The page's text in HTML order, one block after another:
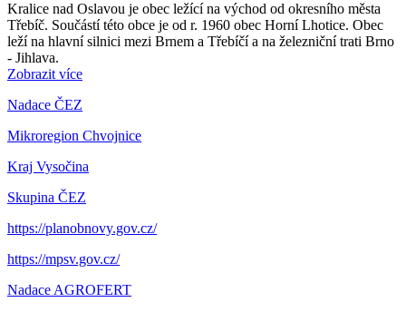
Kralice nad Oslavou je obec ležící na východ od okresního města
Třebíč. Součástí této obce je od r. 1960 obec Horní Lhotice. Obec
leží na hlavní silnici mezi Brnem a Třebíčí a na železniční trati Brno
- Jihlava.
Zobrazit více
Nadace ČEZ
Mikroregion Chvojnice
Kraj Vysočina
Skupina ČEZ
https://planobnovy.gov.cz/
https://mpsv.gov.cz/
Nadace AGROFERT